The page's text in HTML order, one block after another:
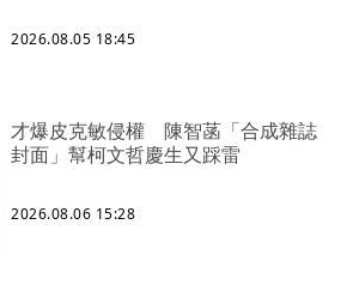
2026.08.05 18:45
才爆皮克敏侵權 陳智菡「合成雜誌
封面」幫柯文哲慶生又踩雷
2026.08.06 15:28